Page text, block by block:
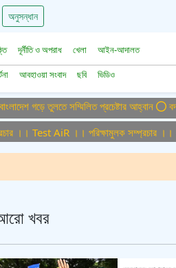
অনুসন্ধান
দূর্নীতি ও অপরাধ খেলা
আইন-আদালত
আবহাওয়া সংবাদ ছবি ভিডিও
তুলতে সম্মিলিত প্রচেষ্টার আহ্বান বদলে
Test AiR ।। পরিক্ষামুলক সম্প্রচার ।। একটি
খবর